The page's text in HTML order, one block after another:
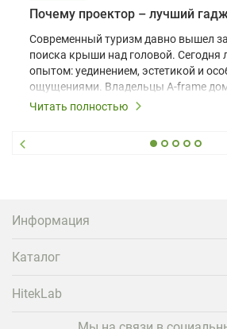
Современный туризм давно вышел
поиска крыши над головой. Сегодня
опытом: уединением, эстетикой и
ощущениями. Владельцы A-frame
шале понимают, что конкуренция
вернуться и поделиться
проектора.
Читать полностью
Информация
Каталог
HitekLab